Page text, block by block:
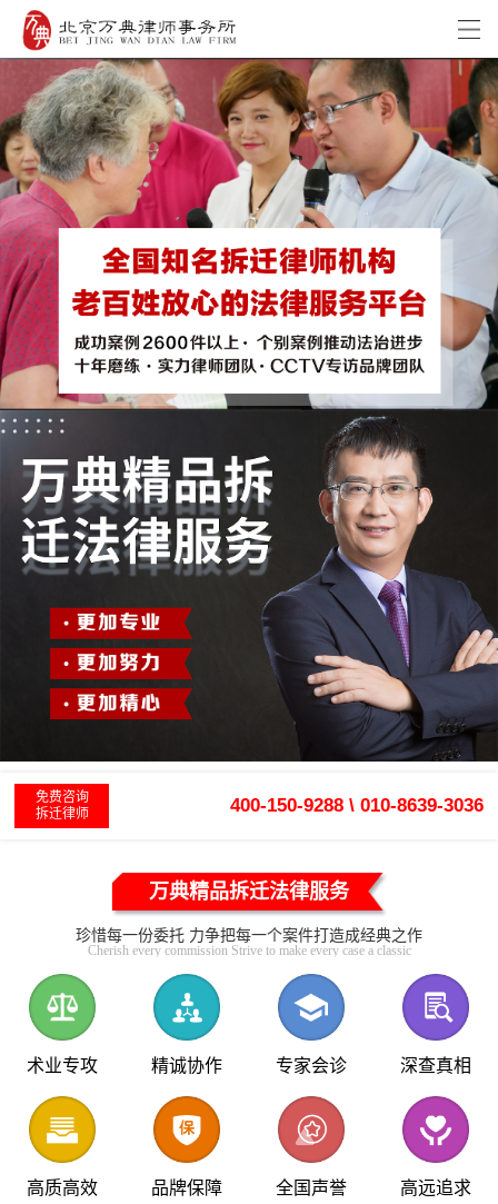
免费咨询
拆迁律师
400-150-9288 \ 010-8639-3036
万典精品拆迁法律服务
珍惜每一份委托 力争把每一个案件打造成经典之作
Cherish every commission Strive to make every case a classic
术业专攻 精诚协作 专家会诊 深查真相
高质高效 品牌保障 全国声誉 高远追求